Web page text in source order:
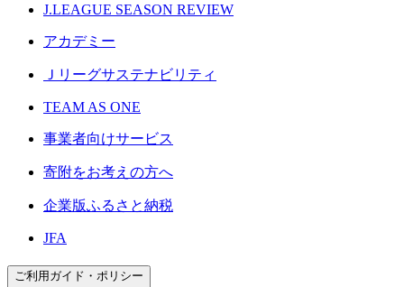
J.LEAGUE SEASON REVIEW
アカデミー
Ｊリーグサステナビリティ
TEAM AS ONE
事業者向けサービス
寄附をお考えの方へ
企業版ふるさと納税
JFA
ご利用ガイド・ポリシー